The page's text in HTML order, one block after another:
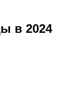
в 2024